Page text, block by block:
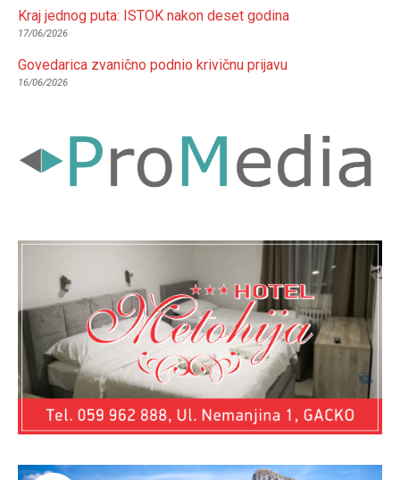
Kraj jednog puta: ISTOK nakon deset godina
17/06/2026
Govedarica zvanično podnio krivičnu prijavu
16/06/2026